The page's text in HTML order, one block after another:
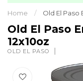
Home / Old El Paso
Old El Paso
12x10oz
OLD EL PASO